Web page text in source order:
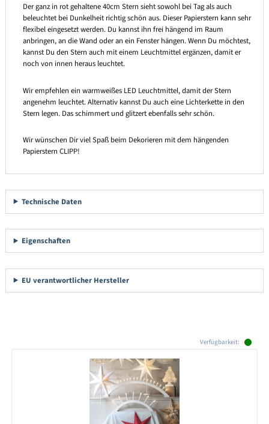
Der ganz in rot gehaltene 40cm Stern sieht sowohl bei Tag als auch
beleuchtet bei Dunkelheit richtig schön aus. Dieser Papierstern kann sehr
flexibel eingesetzt werden. Du kannst ihn frei hängend im Raum
anbringen, an die Wand oder an ein Fenster hängen. Wenn Du möchtest,
kannst Du den Stern auch mit einem Leuchtmittel ergänzen, damit er
noch von innen heraus leuchtet.
Wir empfehlen ein warmweißes LED Leuchtmittel, damit der Stern
angenehm leuchtet. Alternativ kannst Du auch eine Lichterkette in den
Stern legen. Das schimmert und glitzert ebenfalls sehr schön.
Wir wünschen Dir viel Spaß beim Dekorieren mit dem hängenden
Papierstern CLIPP!
Technische Daten
Eigenschaften
EU verantwortlicher Hersteller
Verfügbarkeit: